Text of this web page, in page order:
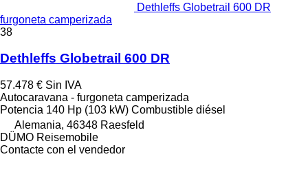
Dethleffs Globetrail 600 DR
furgoneta camperizada
38
Dethleffs Globetrail 600 DR
57.478 € Sin IVA
Autocaravana - furgoneta camperizada
Potencia 140 Hp (103 kW) Combustible diésel
Alemania, 46348 Raesfeld
DÜMO Reisemobile
Contacte con el vendedor